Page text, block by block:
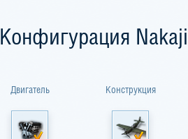
Конфигурация
Двигатель Конструкция